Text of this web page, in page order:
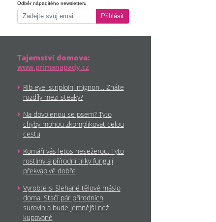
Odběr nápaditého newsletteru
Přihlásit
Tajemství domova:
www.primanapady.cz
Rib eye, striploin, mignon… Znáte
rozdíly mezi steaky?
Na dovolenou se psem? Tyto
chyby mohou zkomplikovat celou
cestu
Komáři vás letos nesežerou. Tyto
rostliny a přírodní triky fungují
překvapivě dobře
Vyrobte si šlehané tělové máslo
doma: Stačí pár přírodních
surovin a bude jemnější než
kupované